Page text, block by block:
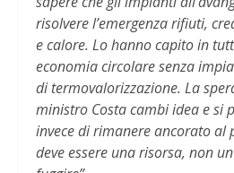
risolvere l’emergenza rifiuti,
e calore. Lo hanno capito in
economia circolare senza
di termovalorizzazione. La
ministro Costa cambi idea e si
invece di rimanere ancorato al
deve essere una risorsa, non